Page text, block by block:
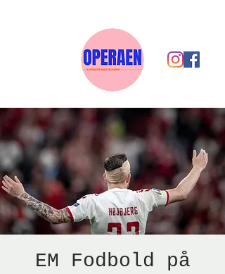
EM Fodbold på